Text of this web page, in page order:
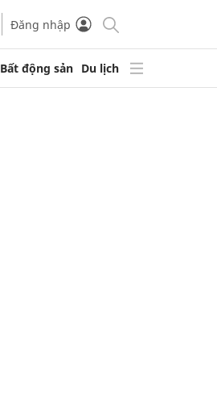
Đăng nhập
Bất động sản Du lịch